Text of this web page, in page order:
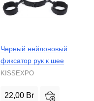
Черный нейлоновый
фиксатор рук к шее
KISSEXPO
22,00 Br